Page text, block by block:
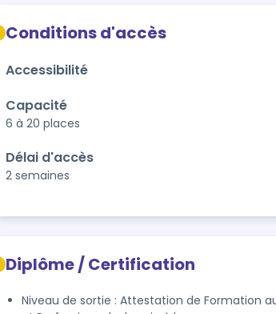
Conditions d'accès
Accessibilité
Capacité
6 à 20 places
Délai d'accès
2 semaines
Diplôme / Certification
Niveau de sortie : Attestation de Formation